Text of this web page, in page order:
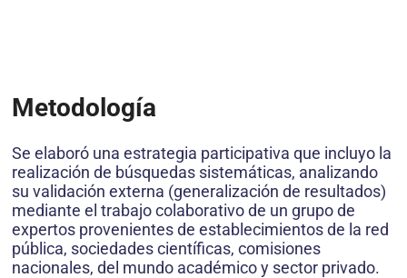
Metodología
Se elaboró una estrategia participativa que incluyo la
realización de búsquedas sistemáticas, analizando
su validación externa (generalización de resultados)
mediante el trabajo colaborativo de un grupo de
expertos provenientes de establecimientos de la red
pública, sociedades científicas, comisiones
nacionales, del mundo académico y sector privado.